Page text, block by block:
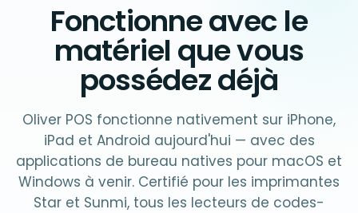
Fonctionne avec le
matériel que vous
possédez déjà
Oliver POS fonctionne nativement sur iPhone,
iPad et Android aujourd'hui — avec des
applications de bureau natives pour macOS et
Windows à venir. Certifié pour les imprimantes
Star et Sunmi, tous les lecteurs de codes-